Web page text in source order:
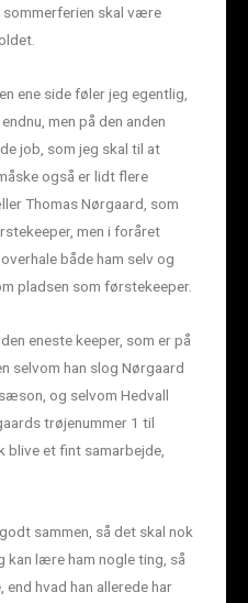
skal være
ene side føler jeg egentlig,
men på den anden
job, som jeg skal til at
også er lidt flere
Thomas Nørgaard, som
men i foråret
både ham selv og
pladsen som førstekeeper.
eneste keeper, som er på
selvom han slog Nørgaard
og selvom Hedvall
trøjenummer 1 til
et fint samarbejde,
sammen, så det skal nok
kan lære ham nogle ting, så
end hvad han allerede har